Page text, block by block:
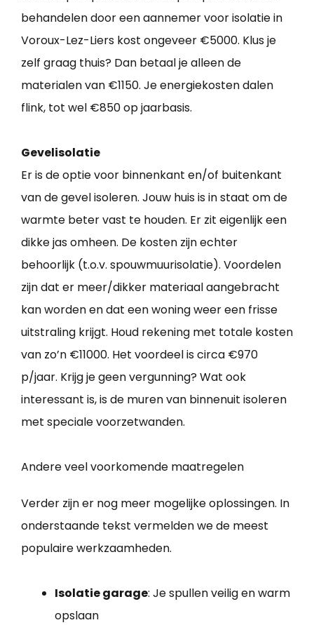
behandelen door een aannemer voor isolatie in
Voroux-Lez-Liers kost ongeveer €5000. Klus je
zelf graag thuis? Dan betaal je alleen de
materialen van €1150. Je energiekosten dalen
flink, tot wel €850 op jaarbasis.
Gevelisolatie
Er is de optie voor binnenkant en/of buitenkant
van de gevel isoleren. Jouw huis is in staat om de
warmte beter vast te houden. Er zit eigenlijk een
dikke jas omheen. De kosten zijn echter
behoorlijk (t.o.v. spouwmuurisolatie). Voordelen
zijn dat er meer/dikker materiaal aangebracht
kan worden en dat een woning weer een frisse
uitstraling krijgt. Houd rekening met totale kosten
van zo’n €11000. Het voordeel is circa €970
p/jaar. Krijg je geen vergunning? Wat ook
interessant is, is de muren van binnenuit isoleren
met speciale voorzetwanden.
Andere veel voorkomende maatregelen
Verder zijn er nog meer mogelijke oplossingen. In
onderstaande tekst vermelden we de meest
populaire werkzaamheden.
Isolatie garage: Je spullen veilig en warm
opslaan